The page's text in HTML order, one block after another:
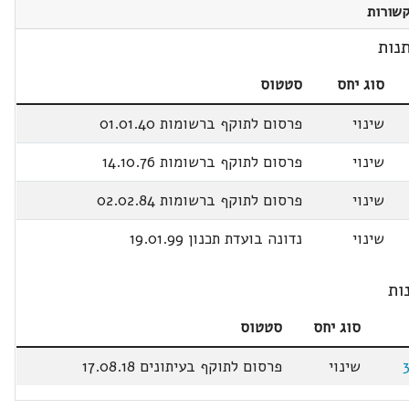
סוג יחס
סטטוס
שינוי
פרסום לתוקף ברשומות 01.01.40
שינוי
פרסום לתוקף ברשומות 14.10.76
שינוי
פרסום לתוקף ברשומות 02.02.84
שינוי
נדונה בועדת תכנון 19.01.99
סוג יחס
סטטוס
שינוי פרסום לתוקף בעיתונים 17.08.18